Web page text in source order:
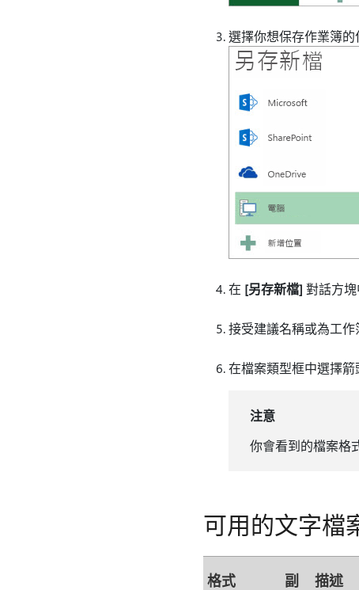
選擇你想保存作業簿的
在 [另存新檔] 對話方
接受建議名稱或為工作
在檔案類型框中選擇箭
注意
你會看到的檔案格
可用的文字檔
格式
副
描述